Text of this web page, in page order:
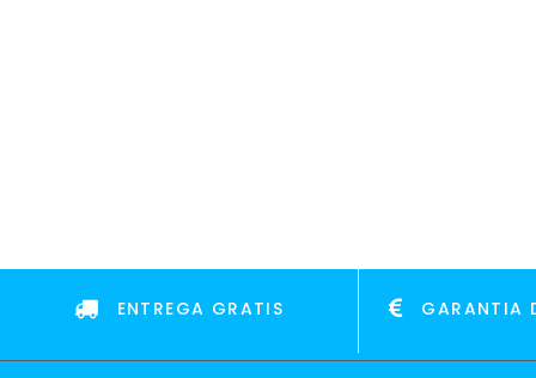
ENTREGA GRATIS GARANTIA